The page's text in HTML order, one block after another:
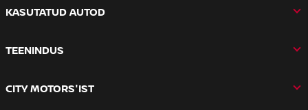
KASUTATUD AUTOD
TEENINDUS
CITY MOTORS'IST